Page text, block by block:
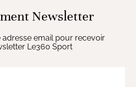
Newsletter
adresse email pour recevoir
Le360 Sport